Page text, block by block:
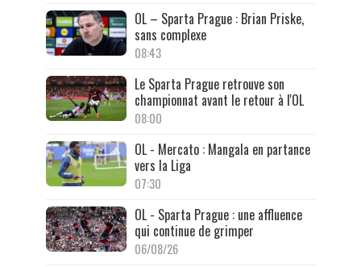
OL – Sparta Prague : Brian Priske,
sans complexe
08:43
Le Sparta Prague retrouve son
championnat avant le retour à l'OL
08:00
OL - Mercato : Mangala en partance
vers la Liga
07:30
OL - Sparta Prague : une affluence
qui continue de grimper
06/08/26